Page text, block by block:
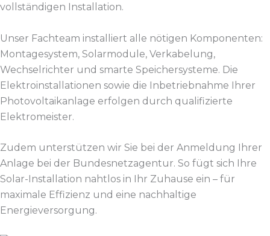
vollständigen Installation.
Unser Fachteam installiert alle nötigen Komponenten:
Montagesystem, Solarmodule, Verkabelung,
Wechselrichter und smarte Speichersysteme. Die
Elektroinstallationen sowie die Inbetriebnahme Ihrer
Photovoltaikanlage erfolgen durch qualifizierte
Elektromeister.
Zudem unterstützen wir Sie bei der Anmeldung Ihrer
Anlage bei der Bundesnetzagentur. So fügt sich Ihre
Solar-Installation nahtlos in Ihr Zuhause ein – für
maximale Effizienz und eine nachhaltige
Energieversorgung.